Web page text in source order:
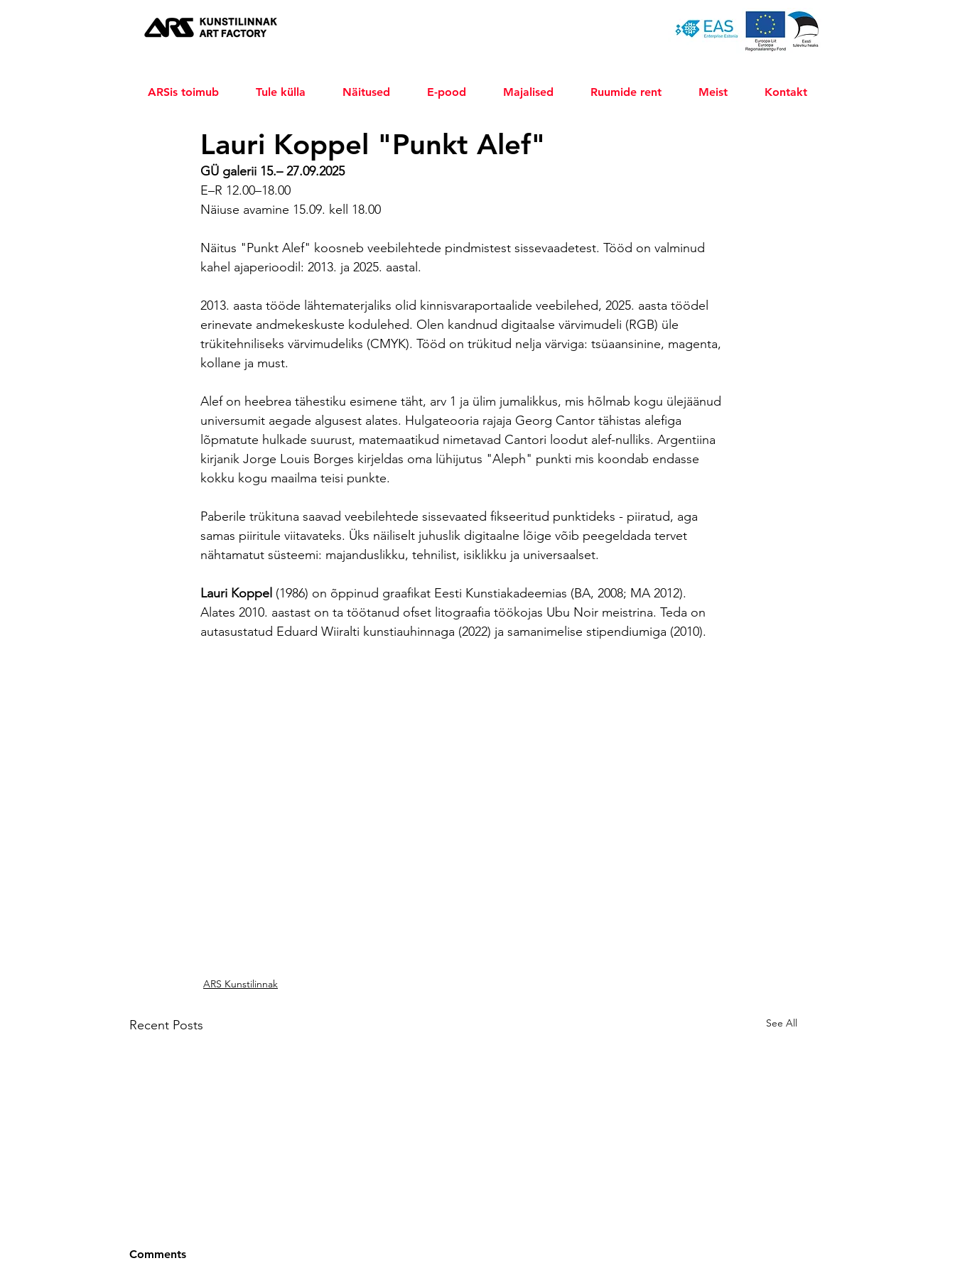
ARSis toimub Tule külla Näitused E-pood Majalised Ruumide rent Meist Kontakt
Lauri Koppel "Punkt Alef"
GÜ galerii 15.– 27.09.2025
E–R 12.00–18.00
Näiuse avamine 15.09. kell 18.00
Näitus "Punkt Alef" koosneb veebilehtede pindmistest sissevaadetest. Tööd on valminud
kahel ajaperioodil: 2013. ja 2025. aastal.
2013. aasta tööde lähtematerjaliks olid kinnisvaraportaalide veebilehed, 2025. aasta töödel
erinevate andmekeskuste kodulehed. Olen kandnud digitaalse värvimudeli (RGB) üle
trükitehniliseks värvimudeliks (CMYK). Tööd on trükitud nelja värviga: tsüaansinine, magenta,
kollane ja must.
Alef on heebrea tähestiku esimene täht, arv 1 ja ülim jumalikkus, mis hõlmab kogu ülejäänud
universumit aegade algusest alates. Hulgateooria rajaja Georg Cantor tähistas alefiga
lõpmatute hulkade suurust, matemaatikud nimetavad Cantori loodut alef-nulliks. Argentiina
kirjanik Jorge Louis Borges kirjeldas oma lühijutus "Aleph" punkti mis koondab endasse
kokku kogu maailma teisi punkte.
Paberile trükituna saavad veebilehtede sissevaated fikseeritud punktideks - piiratud, aga
samas piiritule viitavateks. Üks näiliselt juhuslik digitaalne lõige võib peegeldada tervet
nähtamatut süsteemi: majanduslikku, tehnilist, isiklikku ja universaalset.
Lauri Koppel (1986) on õppinud graafikat Eesti Kunstiakadeemias (BA, 2008; MA 2012).
Alates 2010. aastast on ta töötanud ofset litograafia töökojas Ubu Noir meistrina. Teda on
autasustatud Eduard Wiiralti kunstiauhinnaga (2022) ja samanimelise stipendiumiga (2010).
ARS Kunstilinnak
Recent Posts See All
Comments